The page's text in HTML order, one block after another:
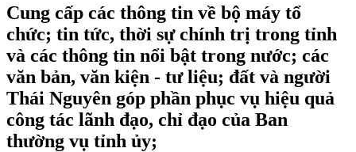
Cung cấp các thông tin về bộ máy tổ
chức; tin tức, thời sự chính trị trong tỉnh
và các thông tin nổi bật trong nước; các
văn bản, văn kiện - tư liệu; đất và người
Thái Nguyên góp phần phục vụ hiệu quả
công tác lãnh đạo, chỉ đạo của Ban
thường vụ tỉnh ủy;